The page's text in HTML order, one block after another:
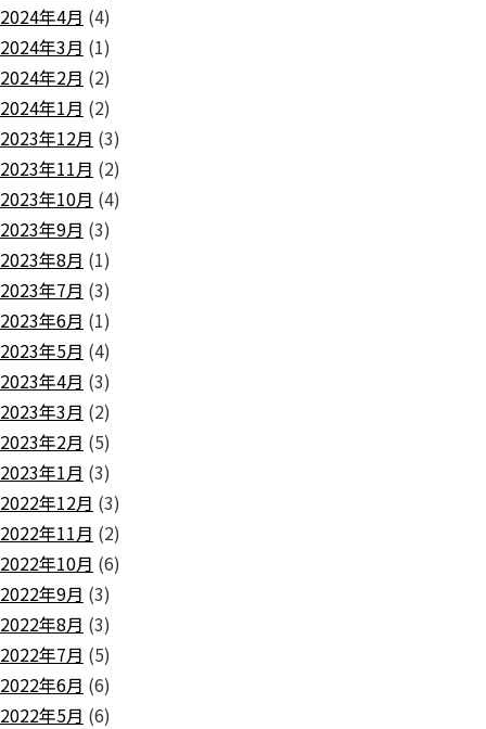
2024年4月 (4)
2024年3月 (1)
2024年2月 (2)
2024年1月 (2)
2023年12月 (3)
2023年11月 (2)
2023年10月 (4)
2023年9月 (3)
2023年8月 (1)
2023年7月 (3)
2023年6月 (1)
2023年5月 (4)
2023年4月 (3)
2023年3月 (2)
2023年2月 (5)
2023年1月 (3)
2022年12月 (3)
2022年11月 (2)
2022年10月 (6)
2022年9月 (3)
2022年8月 (3)
2022年7月 (5)
2022年6月 (6)
2022年5月 (6)